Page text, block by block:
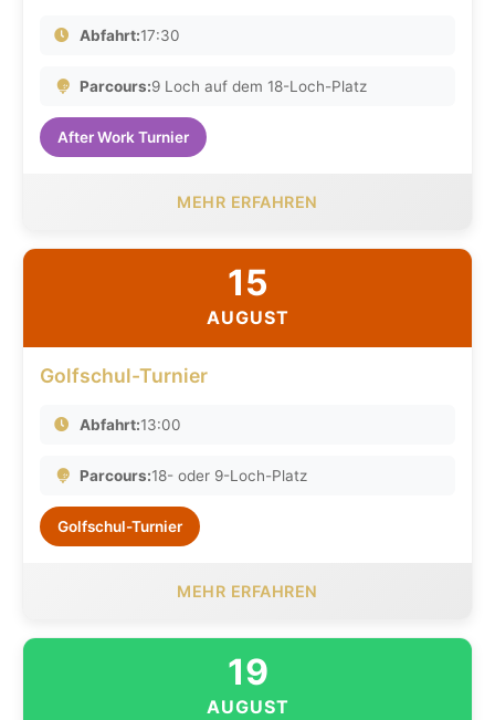
Abfahrt:17:30
Parcours:9 Loch auf dem 18-Loch-Platz
After Work Turnier
MEHR ERFAHREN
15
AUGUST
Golfschul-Turnier
Abfahrt:13:00
Parcours:18- oder 9-Loch-Platz
Golfschul-Turnier
MEHR ERFAHREN
19
AUGUST